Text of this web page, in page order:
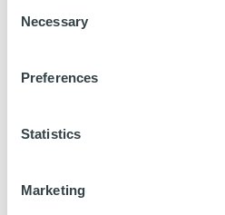
Selection
Necessary
Preferences
Statistics
MarketingINFRASTRUCTURE
L'ÉQUIPE